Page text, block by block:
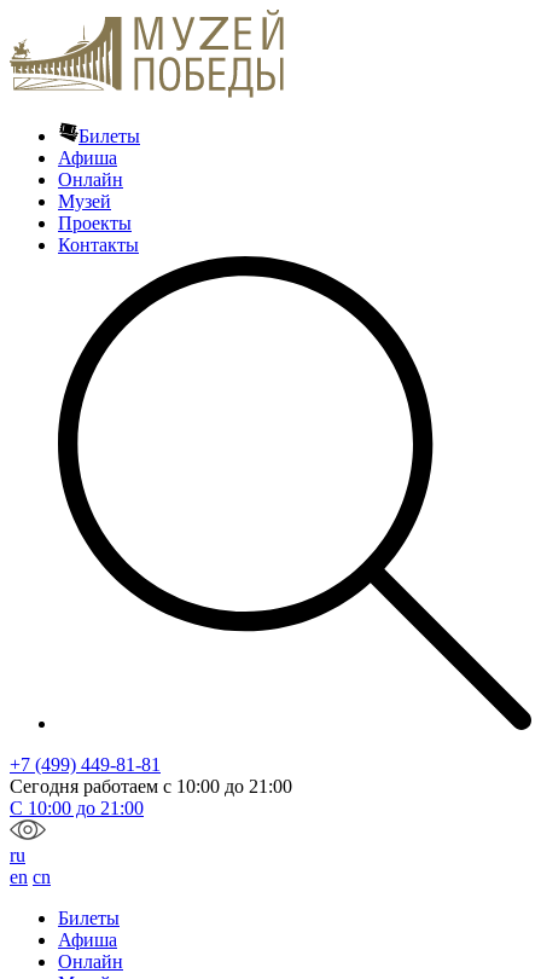
Билеты
Афиша
Онлайн
Музей
Проекты
Контакты
+7 (499) 449-81-81
Сегодня работаем с 10:00 до 21:00
С 10:00 до 21:00
ru
en cn
Билеты
Афиша
Онлайн